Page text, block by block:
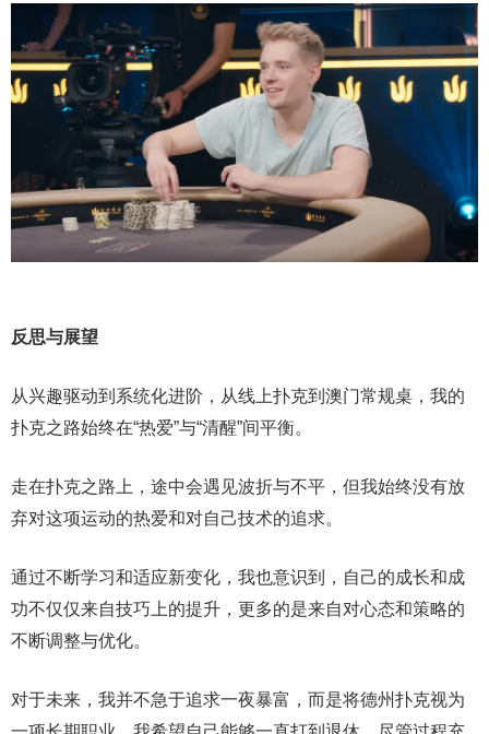
反思与展望
从兴趣驱动到系统化进阶，从线上扑克到澳门常规桌，我的
扑克之路始终在“热爱”与“清醒”间平衡。
走在扑克之路上，途中会遇见波折与不平，但我始终没有放
弃对这项运动的热爱和对自己技术的追求。
通过不断学习和适应新变化，我也意识到，自己的成长和成
功不仅仅来自技巧上的提升，更多的是来自对心态和策略的
不断调整与优化。
对于未来，我并不急于追求一夜暴富，而是将德州扑克视为